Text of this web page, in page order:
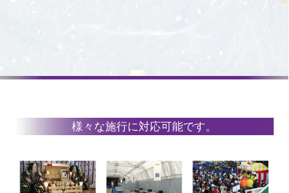
様々な施行に対応可能です。